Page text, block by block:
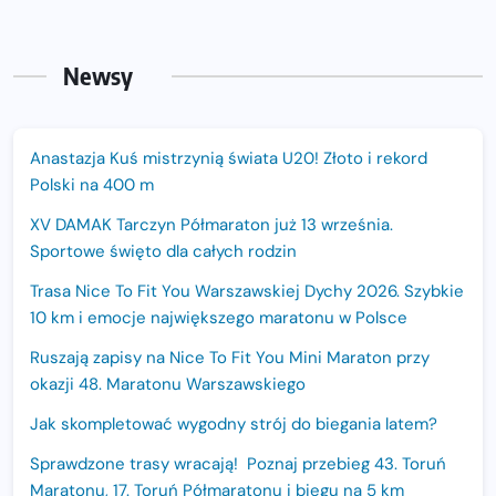
Newsy
Anastazja Kuś mistrzynią świata U20! Złoto i rekord
Polski na 400 m
XV DAMAK Tarczyn Półmaraton już 13 września.
Sportowe święto dla całych rodzin
Trasa Nice To Fit You Warszawskiej Dychy 2026. Szybkie
10 km i emocje największego maratonu w Polsce
Ruszają zapisy na Nice To Fit You Mini Maraton przy
okazji 48. Maratonu Warszawskiego
Jak skompletować wygodny strój do biegania latem?
Sprawdzone trasy wracają! Poznaj przebieg 43. Toruń
Maratonu, 17. Toruń Półmaratonu i biegu na 5 km